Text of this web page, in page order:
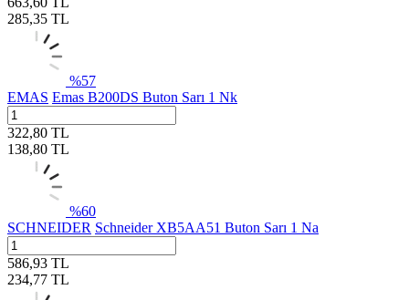
285,35 TL
%57
EMAS Emas B200DS Buton Sarı 1 Nk
322,80 TL
138,80 TL
%60
SCHNEIDER Schneider XB5AA51 Buton Sarı 1 Na
586,93 TL
234,77 TL